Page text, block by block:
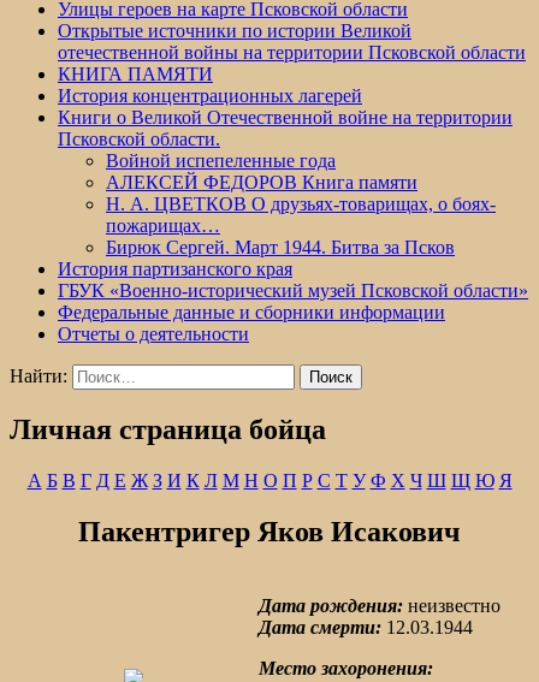
Улицы героев на карте Псковской области
Открытые источники по истории Великой
отечественной войны на территории Псковской области
КНИГА ПАМЯТИ
История концентрационных лагерей
Книги о Великой Отечественной войне на территории
Псковской области.
Войной испепеленные года
АЛЕКСЕЙ ФЕДОРОВ Книга памяти
Н. А. ЦВЕТКОВ О друзьях-товарищах, о боях-
пожарищах…
Бирюк Сергей. Март 1944. Битва за Псков
История партизанского края
ГБУК «Военно-исторический музей Псковской области»
Федеральные данные и сборники информации
Отчеты о деятельности
Найти:
Личная страница бойца
А Б В Г Д Е Ж З И К Л М Н О П Р С Т У Ф Х Ч Ш Щ Ю Я
Пакентригер Яков Исакович
Дата рождения: неизвестно
Дата смерти: 12.03.1944
Место захоронения: